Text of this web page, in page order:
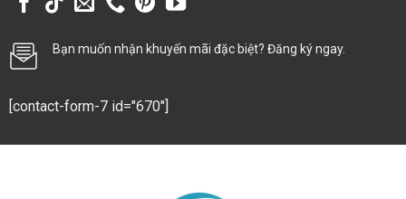
Bạn muốn nhận khuyến mãi đặc biệt? Đăng ký ngay.
[contact-form-7 id="670"]